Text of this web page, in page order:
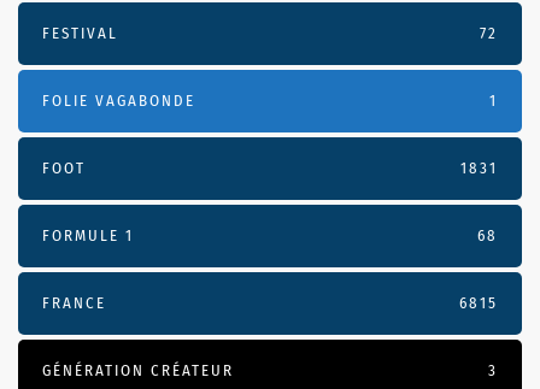
FESTIVAL 72
FOLIE VAGABONDE 1
FOOT 1831
FORMULE 1 68
FRANCE 6815
GÉNÉRATION CRÉATEUR 3